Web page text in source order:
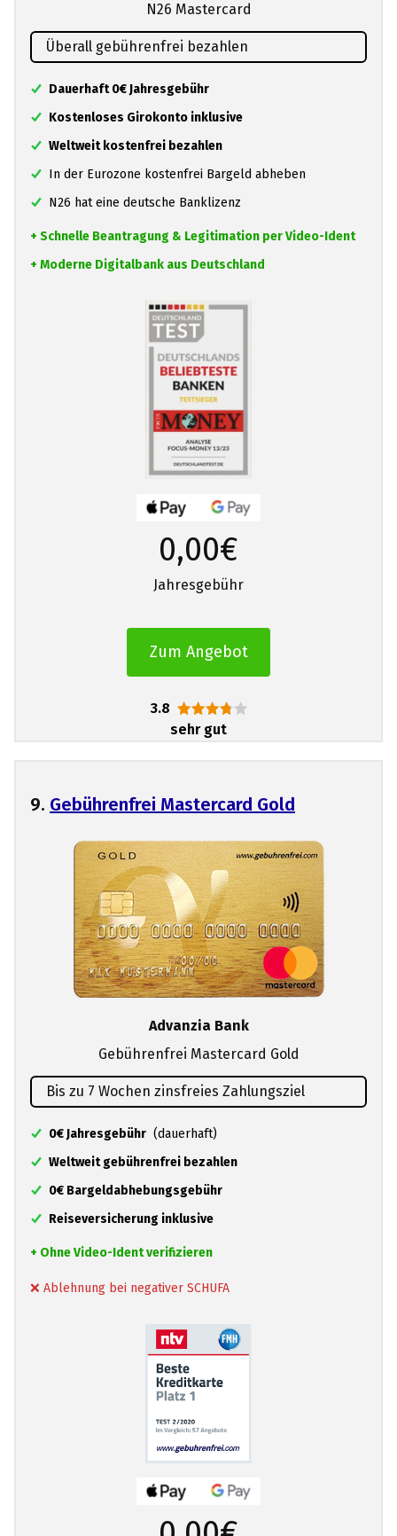
N26 Mastercard
Überall gebührenfrei bezahlen
Dauerhaft 0€ Jahresgebühr
Kostenloses Girokonto inklusive
Weltweit kostenfrei bezahlen
In der Eurozone kostenfrei Bargeld abheben
N26 hat eine deutsche Banklizenz
+ Schnelle Beantragung & Legitimation per Video-Ident
+ Moderne Digitalbank aus Deutschland
0,00€
Jahresgebühr
Zum Angebot
3.8
sehr gut
9. Gebührenfrei Mastercard Gold
Advanzia Bank
Gebührenfrei Mastercard Gold
Bis zu 7 Wochen zinsfreies Zahlungsziel
0€ Jahresgebühr (dauerhaft)
Weltweit gebührenfrei bezahlen
0€ Bargeldabhebungsgebühr
Reiseversicherung inklusive
+ Ohne Video-Ident verifizieren
❌ Ablehnung bei negativer SCHUFA